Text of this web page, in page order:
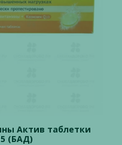
Актив таблетки
(БАД)